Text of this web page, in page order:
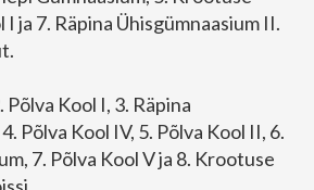
I ja 7. Räpina Ühisgümnaasium II.
Põlva Kool I, 3. Räpina
Põlva Kool IV, 5. Põlva Kool II, 6.
7. Põlva Kool V ja 8. Krootuse